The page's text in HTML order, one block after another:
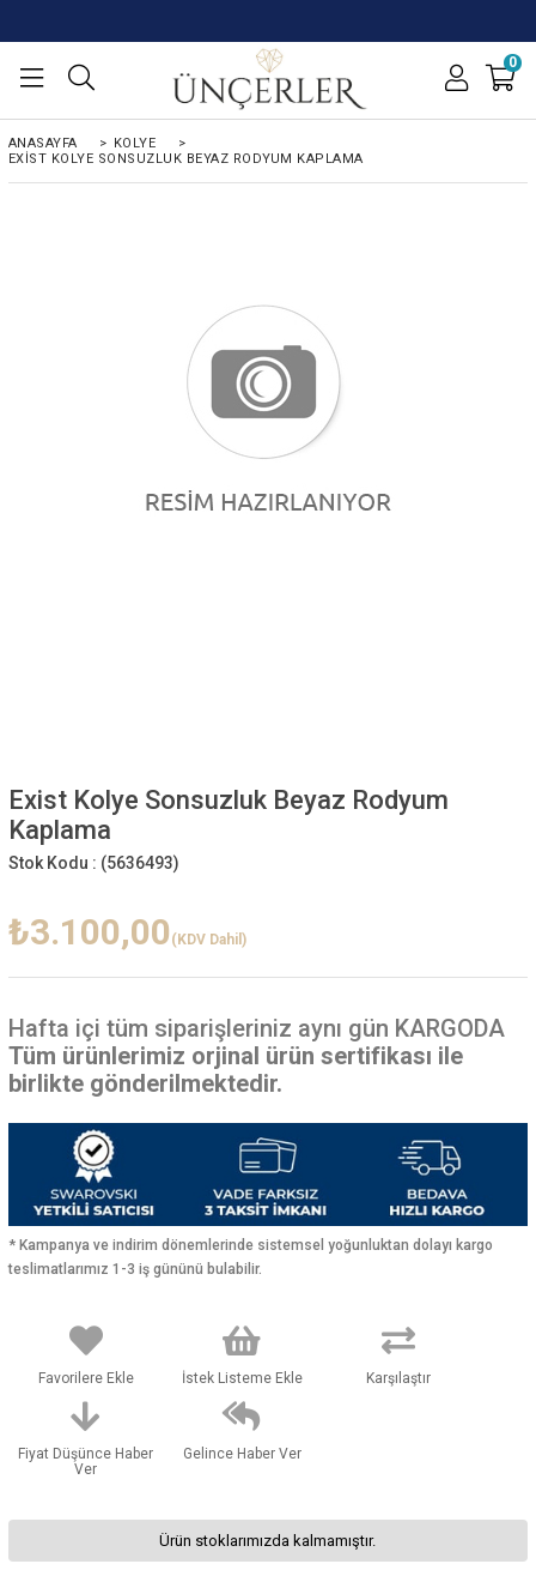
0
ANASAYFA > KOLYE
>
EXIST KOLYE SONSUZLUK BEYAZ RODYUM KAPLAMA
Exist Kolye Sonsuzluk Beyaz Rodyum
Kaplama
Stok Kodu : (5636493)
₺3.100,00 (KDV Dahil)
Hafta içi tüm siparişleriniz aynı gün KARGODA
Tüm ürünlerimiz orjinal ürün sertifikası ile
birlikte gönderilmektedir.
* Kampanya ve indirim dönemlerinde sistemsel yoğunluktan dolayı kargo
teslimatlarımız 1-3 iş gününü bulabilir.
Favorilere Ekle İstek Listeme Ekle Karşılaştır
Fiyat Düşünce Haber
Ver
Gelince Haber Ver
Ürün stoklarımızda kalmamıştır.